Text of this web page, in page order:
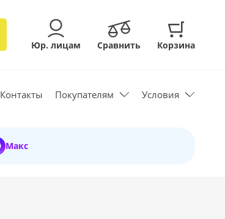
Юр. лицам Сравнить Корзина
Контакты Покупателям Условия
Макс